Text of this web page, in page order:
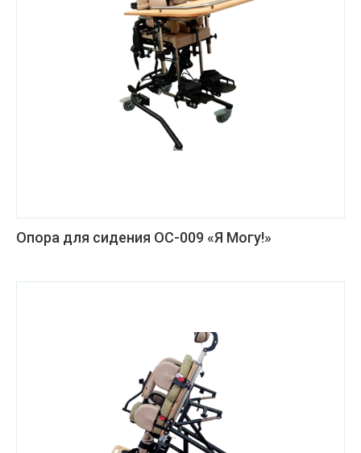
Опора для сидения ОС-009 «Я Могу!»